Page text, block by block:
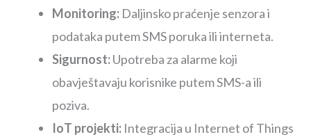
Monitoring: Daljinsko praćenje senzora i
podataka putem SMS poruka ili interneta.
Sigurnost:Upotreba za alarme koji
obavještavaju korisnike putem SMS-a ili
poziva.
IoT projekti: Integracija u Internet of Things